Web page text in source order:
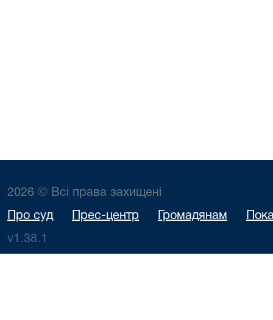
2026 © Всі права захищені
Про суд Прес-центр Громадянам
v1.38.1